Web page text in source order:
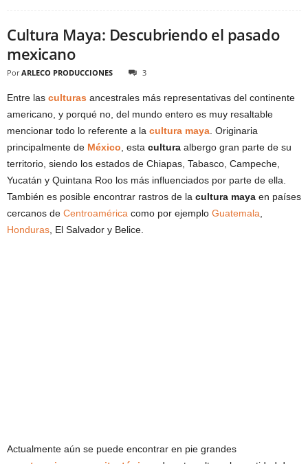
Cultura Maya: Descubriendo el pasado
mexicano
Por ARLECO PRODUCCIONES 3
Entre las culturas ancestrales más representativas del continente
americano, y porqué no, del mundo entero es muy resaltable
mencionar todo lo referente a la cultura maya . Originaria
principalmente de México , esta cultura albergo gran parte de su
territorio, siendo los estados de Chiapas, Tabasco, Campeche,
Yucatán y Quintana Roo los más influenciados por parte de ella.
También es posible encontrar rastros de la cultura maya en países
cercanos de Centroamérica como por ejemplo Guatemala
Honduras , El Salvador y Belice.
Actualmente aún se puede encontrar en pie grandes